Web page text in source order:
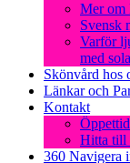
Mer om
Svensk
Varför
med
Skönvård hos
Länkar och
Kontakt
Hitta till
360 Navigera